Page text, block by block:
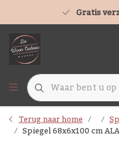
Gratis
Terug naar home
Spiegel 68x6x100 cm